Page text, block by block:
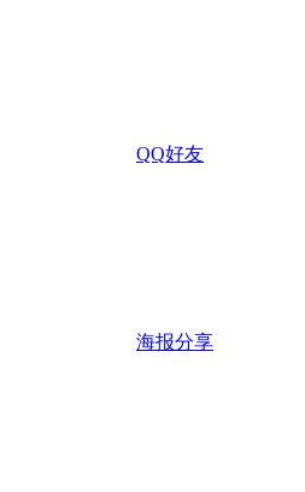
QQ好友
海报分享